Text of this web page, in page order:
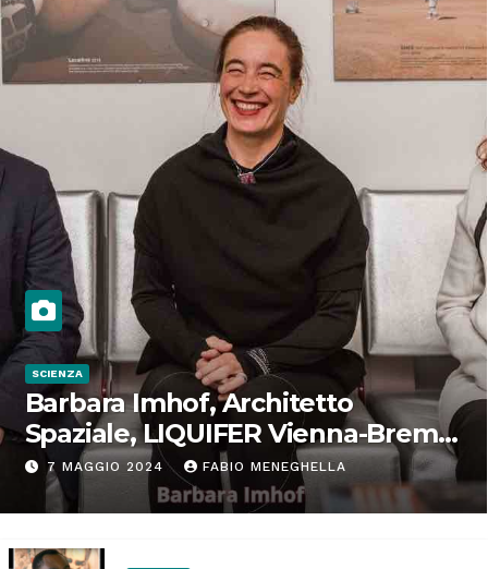
SCIENZA
Barbara Imhof, Architetto
Spaziale, LIQUIFER Vienna-Brema:
“Progettiamo habitat per lo
Spazio”
7 MAGGIO 2024 FABIO MENEGHELLA